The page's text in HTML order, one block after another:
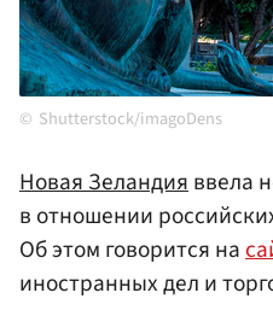
Shutterstock/imagoDens
Новая Зеландияввела
в отношении
Об этом говорится на
иностранных дел и